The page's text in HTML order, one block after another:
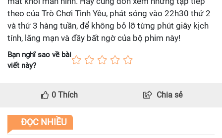
theo của Trò Chơi Tình Yêu, phát sóng vào 22h30 thứ 2
và thứ 3 hàng tuần, để không bỏ lỡ từng phút giây kịch
tính, lãng mạn và đầy bất ngờ của bộ phim này!
Bạn nghĩ sao về bài
viết này?
0 Thích Chia sẻ
ĐỌC NHIỀU